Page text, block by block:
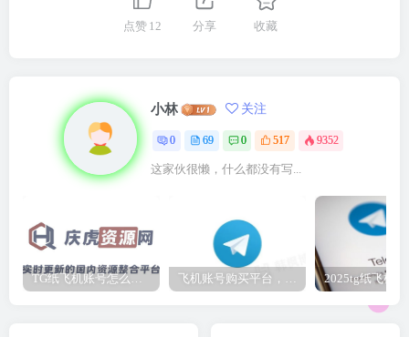
点赞 12 分享 收藏
小林 关注
0 69 0 517 9352
这家伙很懒，什么都没有写...
TG纸飞机账号怎么买？tg电报账号购买2元自动发货